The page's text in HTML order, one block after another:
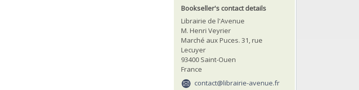
Bookseller's contact details
Librairie de l'Avenue
M. Henri Veyrier
Marché aux Puces. 31, rue
Lecuyer
93400 Saint-Ouen
France
contact@librairie-avenue.fr